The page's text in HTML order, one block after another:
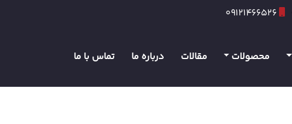
09121466526
محصولات مقالات درباره ما تماس با ما